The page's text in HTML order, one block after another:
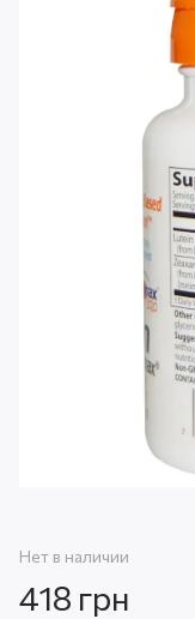
Нет в наличии
418 грн